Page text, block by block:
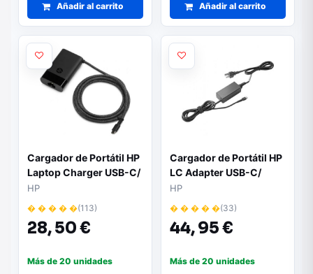
Añadir al carrito Añadir al carrito
Cargador de Portátil HP
Laptop Charger USB-C/
65W
HP
� � � � �(113)
28,50 €
Más de 20 unidades
Cargador de Portátil HP
LC Adapter USB-C/
45W/ Automático/
Voltaje 15V
HP
� � � � �(33)
44,95 €
Más de 20 unidades